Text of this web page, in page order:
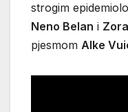
strogim
Neno Belan i
pjesmom Alke